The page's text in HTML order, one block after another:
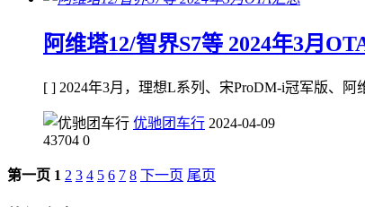
阿维塔12/智界S7等 2024年3月
[ ] 2024年3月，理想L系列、宋ProDM-i冠军版、阿
优驰团车行 2024-04-09
43704 0
第一页 1 2 3 4 5 6 7 8 下一页 尾页